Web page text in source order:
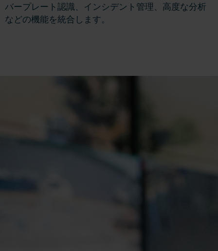
バープレート認識、インシデント管理、高度な分析
などの機能を統合します。